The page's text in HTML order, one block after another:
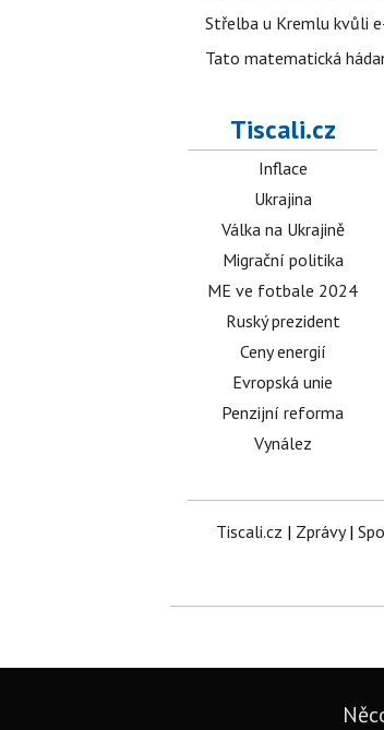
Střelba u Kremlu kvůli
Tato matematická
Tiscali.cz
Inflace
Ukrajina
Válka na Ukrajině
Migrační politika
ME ve fotbale 2024
Ruský prezident
Ceny energií
Evropská unie
Penzijní reforma
Vynález
Tiscali.cz | Zprávy|